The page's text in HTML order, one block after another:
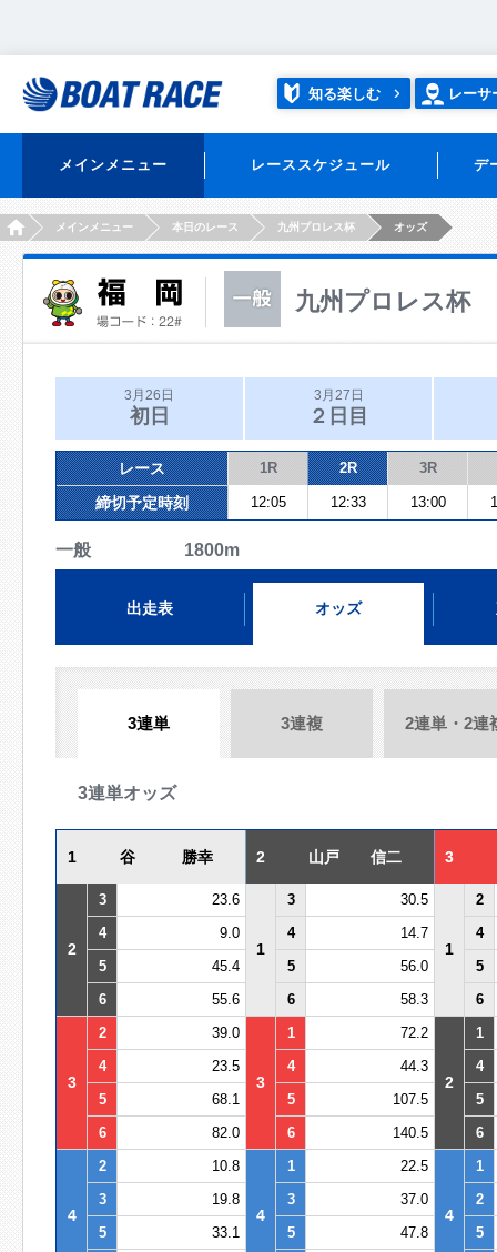
知る楽しむ レーサ
メインメニュー レーススケジュール デ
HOMEメインメニュー 本日のレース 九州プロレス杯 オッズ
九州プロレス杯
3月26日
初日
3月27日
２日目
レース 1R 2R 3R
締切予定時刻 12:05 12:33 13:00
一般 1800m
出走表 オッズ
3連単 3連複 2連単・2連
3連単オッズ
1 谷 勝幸 2 山戸 信二 3
2
3 23.6
1
3 30.5
1
2
4
9.0 4 14.7
4
5
45.4 5 56.0
5
6
55.6 6 58.3 6
3
2 39.0
3
1 72.2
2
1
4
23.5 4 44.3
4
5
68.1 5 107.5
5
6
82.0 6 140.5 6
4
2 10.8
4
1 22.5
4
1
3
19.8 3 37.0
2
5
33.1 5 47.8
5